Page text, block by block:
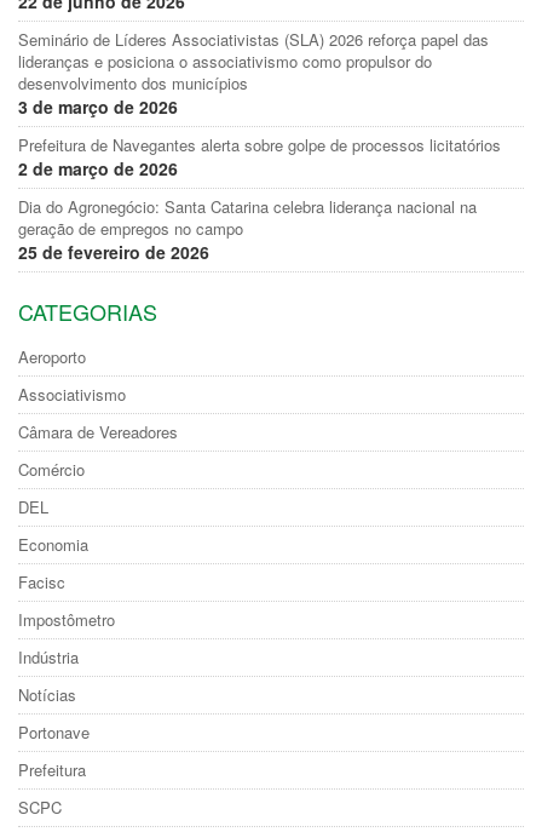
Seminário de Líderes Associativistas (SLA) 2026 reforça papel das
lideranças e posiciona o associativismo como propulsor do
desenvolvimento dos municípios
3 de março de 2026
Prefeitura de Navegantes alerta sobre golpe de processos licitatórios
2 de março de 2026
Dia do Agronegócio: Santa Catarina celebra liderança nacional na
geração de empregos no campo
25 de fevereiro de 2026
CATEGORIAS
Aeroporto
Associativismo
Câmara de Vereadores
Comércio
DEL
Economia
Facisc
Impostômetro
Indústria
Notícias
Portonave
Prefeitura
SCPC